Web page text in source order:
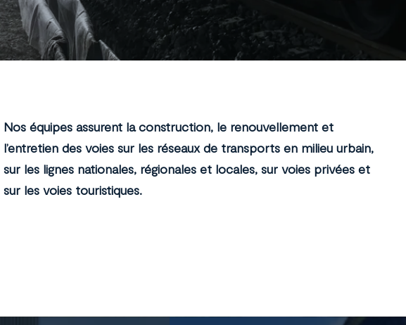
Nos équipes assurent la construction, le renouvellement et
l’entretien des voies sur les réseaux de transports en milieu urbain,
sur les lignes nationales, régionales et locales, sur voies privées et
sur les voies touristiques.